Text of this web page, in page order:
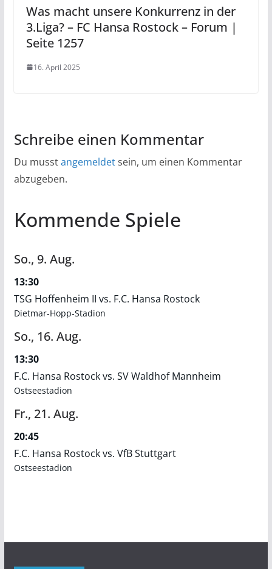
Was macht unsere Konkurrenz in der
3.Liga? – FC Hansa Rostock – Forum |
Seite 1257
16. April 2025
Schreibe einen Kommentar
Du musstangemeldetsein, um einen Kommentar
abzugeben.
Kommende Spiele
So., 9. Aug.
13:30
TSG Hoffenheim II vs. F.C. Hansa Rostock
Dietmar-Hopp-Stadion
So., 16. Aug.
13:30
F.C. Hansa Rostock vs. SV Waldhof Mannheim
Ostseestadion
Fr., 21. Aug.
20:45
F.C. Hansa Rostock vs. VfB Stuttgart
Ostseestadion